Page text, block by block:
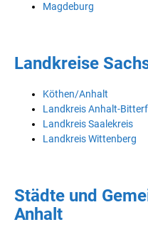
Magdeburg
Landkreise
Köthen/Anhalt
Landkreis Anhalt-
Landkreis Saalekreis
Landkreis Wittenberg
Städte und
Anhalt